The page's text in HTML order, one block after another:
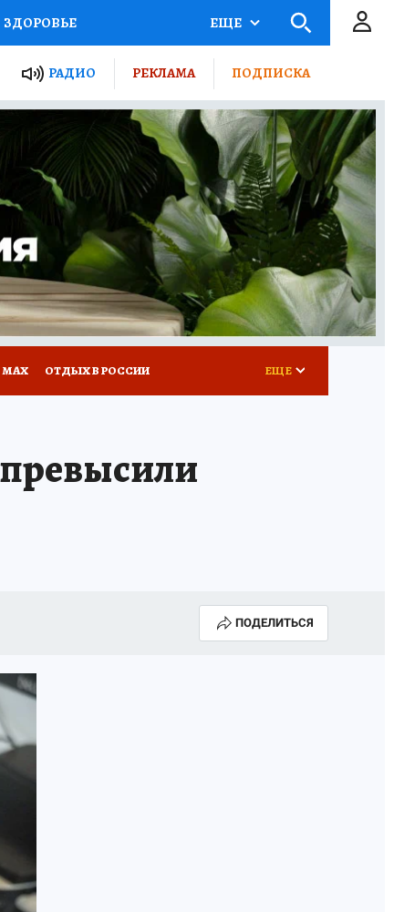
ЗДОРОВЬЕ
РОССИИ
ПУТЕВОДИТЕЛЬ
ТУРИЗМ
ВСЕ О КП
ЕЩЕ
РАДИО РЕКЛАМА ПОДПИСКА
МАХ ОТДЫХ В РОССИИ ЕЩЕ
ПОДЕЛИТЬСЯ